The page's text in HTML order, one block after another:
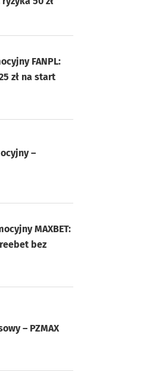
FANPL:
zł na start
–
MAXBET:
bez
– PZMAX